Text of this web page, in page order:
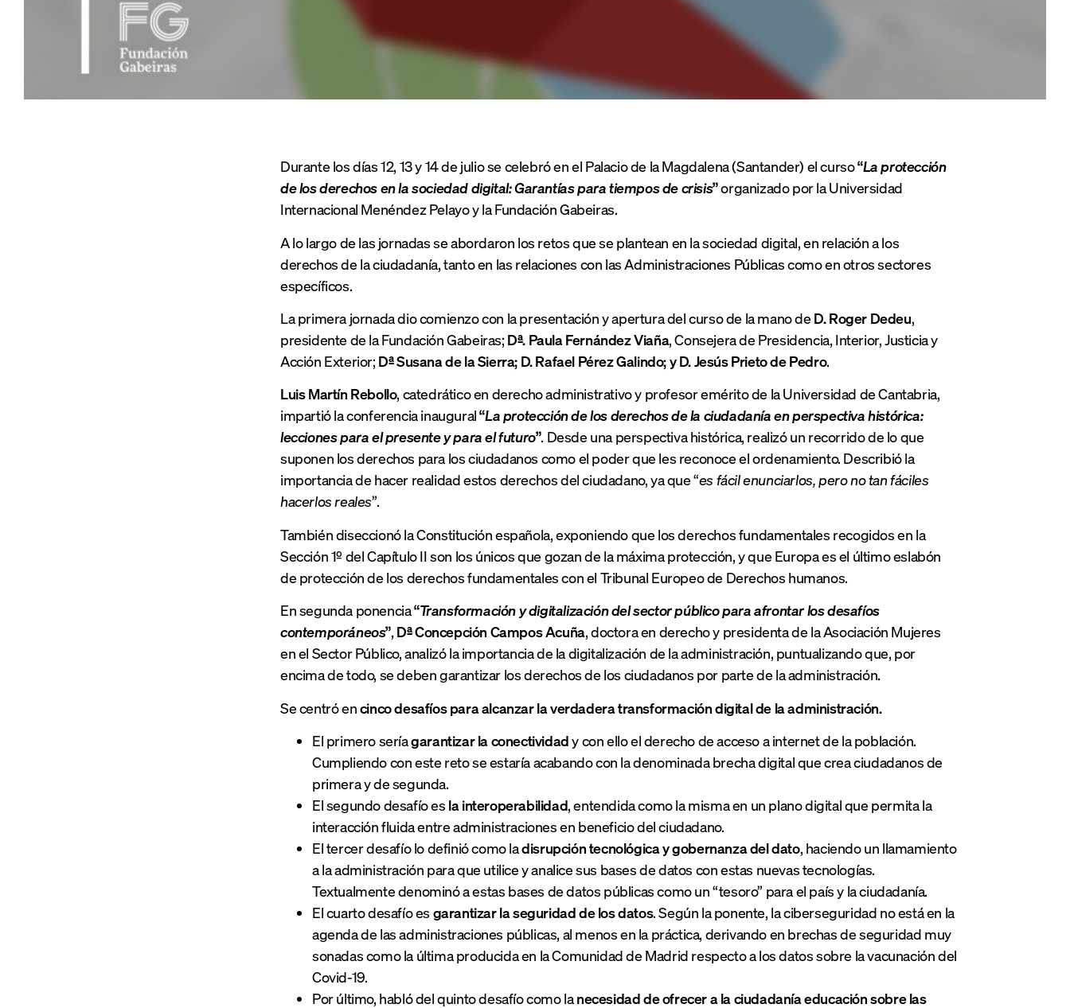
Durante los días 12, 13 y 14 de julio se celebró en el Palacio de la Magdalena (Santander) el curso“La protección
de los derechos en la sociedad digital: Garantías para tiempos de crisis”organizado por la Universidad
Internacional Menéndez Pelayo y la Fundación Gabeiras.
A lo largo de las jornadas se abordaron los retos que se plantean en la sociedad digital, en relación a los
derechos de la ciudadanía, tanto en las relaciones con las Administraciones Públicas como en otros sectores
específicos.
La primera jornada dio comienzo con la presentación y apertura del curso de la mano de D. Roger Dedeu,
presidente de la Fundación Gabeiras; Dª. Paula Fernández Viaña, Consejera de Presidencia, Interior, Justicia y
Acción Exterior; Dª Susana de la Sierra; D. Rafael Pérez Galindo; y D. Jesús Prieto de Pedro.
Luis Martín Rebollo, catedrático en derecho administrativo y profesor emérito de la Universidad de Cantabria,
impartió la conferencia inaugural“La protección de los derechos de la ciudadanía en perspectiva histórica:
lecciones para el presente y para el futuro”. Desde una perspectiva histórica, realizó un recorrido de lo que
suponen los derechos para los ciudadanos como el poder que les reconoce el ordenamiento. Describió la
importancia de hacer realidad estos derechos del ciudadano, ya que “es fácil enunciarlos, pero no tan fáciles
hacerlos reales”.
También diseccionó la Constitución española, exponiendo que los derechos fundamentales recogidos en la
Sección 1º del Capítulo II son los únicos que gozan de la máxima protección, y que Europa es el último eslabón
de protección de los derechos fundamentales con el Tribunal Europeo de Derechos humanos.
En segunda ponencia“Transformación y digitalización del sector público para afrontar los desafíos
contemporáneos”, Dª Concepción Campos Acuña, doctora en derecho y presidenta de la Asociación Mujeres
en el Sector Público, analizó la importancia de la digitalización de la administración, puntualizando que, por
encima de todo, se deben garantizar los derechos de los ciudadanos por parte de la administración.
Se centró encinco desafíos para alcanzar la verdadera transformación digital de la administración.
El primero seríagarantizar la conectividady con ello el derecho de acceso a internet de la población.
Cumpliendo con este reto se estaría acabando con la denominada brecha digital que crea ciudadanos de
primera y de segunda.
El segundo desafío es la interoperabilidad, entendida como la misma en un plano digital que permita la
interacción fluida entre administraciones en beneficio del ciudadano.
El tercer desafío lo definió como ladisrupción tecnológica y gobernanza del dato, haciendo un llamamiento
a la administración para que utilice y analice sus bases de datos con estas nuevas tecnologías.
Textualmente denominó a estas bases de datos públicas como un “tesoro” para el país y la ciudadanía.
El cuarto desafío es garantizar la seguridad de los datos. Según la ponente, la ciberseguridad no está en la
agenda de las administraciones públicas, al menos en la práctica, derivando en brechas de seguridad muy
sonadas como la última producida en la Comunidad de Madrid respecto a los datos sobre la vacunación del
Covid-19.
Por último, habló del quinto desafío como lanecesidad de ofrecera la ciudadanía educación sobre las